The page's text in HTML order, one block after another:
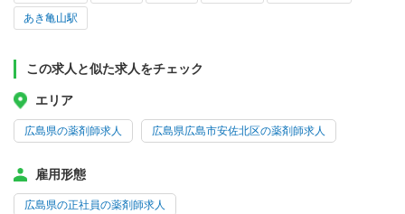
あき亀山駅
この求人と似た求人をチェック
エリア
広島県の薬剤師求人 広島県広島市安佐北区の薬剤師求人
雇用形態
広島県の正社員の薬剤師求人